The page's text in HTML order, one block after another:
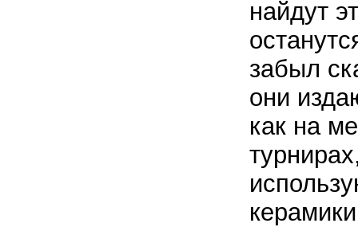
найдут
забыл
они
как на